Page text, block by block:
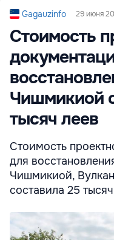
Gagauzinfo 29 июня
Стоимость
Чишмикиой
тысяч леев
Стоимость
для
Чишмикиой,
составила 25